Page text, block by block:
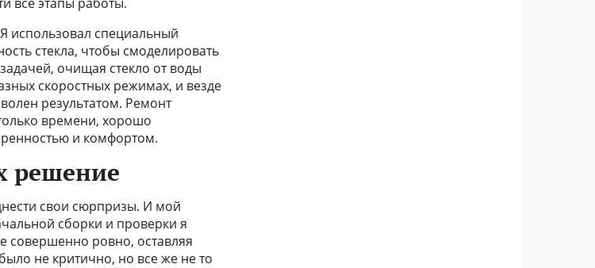
использовал специальный
стекла, чтобы смоделировать
очищая стекло от воды
скоростных режимах, и везде
результатом. Ремонт
времени, хорошо
и комфортом.
решение
свои сюрпризы. И мой
сборки и проверки я
ровно, оставляя
не критично, но все же не то